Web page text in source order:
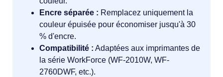
Encre séparée : Remplacez uniquement la
couleur épuisée pour économiser jusqu'à 30
% d'encre.
Compatibilité : Adaptées aux imprimantes de
la série WorkForce (WF-2010W, WF-
2760DWF, etc.).